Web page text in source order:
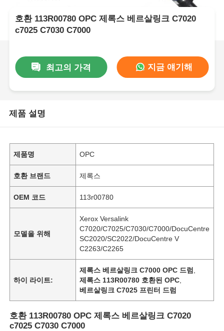
호환 113R00780 OPC 제록스 베르살링크 C7020
c7025 C7030 C7000
최고의 가격 지금 얘기해
제품 설명
제품명 OPC
호환 브랜드 제록스
OEM 코드 113r00780
모델을 위해
Xerox Versalink
C7020/C7025/C7030/C7000/DocuCentre
SC2020/SC2022/DocuCentre V
C2263/C2265
하이 라이트:
제록스 베르살링크 C7000 OPC 드럼
제록스 113R00780 호환된 OPC
베르살링크 C7025 프린터 드럼
호환 113R00780 OPC 제록스 베르살링크 C7020
c7025 C7030 C7000